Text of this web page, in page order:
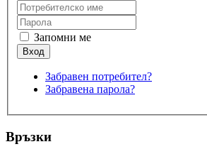
Запомни ме
Забравен потребител?
Забравена парола?
Връзки